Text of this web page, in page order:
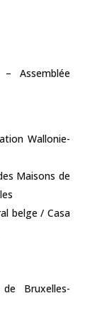
Assemblée
Wallonie-
Maisons de
belge / Casa
Bruxelles-